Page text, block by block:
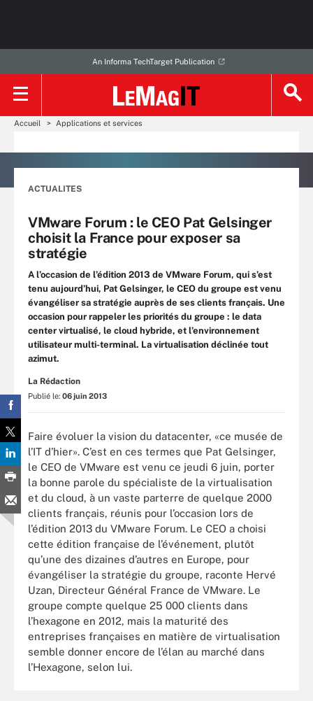
An Informa TechTarget Publication
Accueil Applications et services
ACTUALITES
VMware Forum : le CEO Pat Gelsinger
choisit la France pour exposer sa
stratégie
A l’occasion de l’édition 2013 de VMware Forum, qui s’est
tenu aujourd’hui, Pat Gelsinger, le CEO du groupe est venu
évangéliser sa stratégie auprès de ses clients français. Une
occasion pour rappeler les priorités du groupe : le data
center virtualisé, le cloud hybride, et l’environnement
utilisateur multi-terminal. La virtualisation déclinée tout
azimut.
La Rédaction
Publié le: 06 juin 2013
Faire évoluer la vision du datacenter, «ce musée de
l’IT d’hier». C’est en ces termes que Pat Gelsinger,
le CEO de VMware est venu ce jeudi 6 juin, porter
la bonne parole du spécialiste de la virtualisation
et du cloud, à un vaste parterre de quelque 2000
clients français, réunis pour l’occasion lors de
l’édition 2013 du VMware Forum. Le CEO a choisi
cette édition française de l’événement, plutôt
qu’une des dizaines d’autres en Europe, pour
évangéliser la stratégie du groupe, raconte Hervé
Uzan, Directeur Général France de VMware. Le
groupe compte quelque 25 000 clients dans
l’hexagone en 2012, mais la maturité des
entreprises françaises en matière de virtualisation
semble donner encore de l’élan au marché dans
l’Hexagone, selon lui.